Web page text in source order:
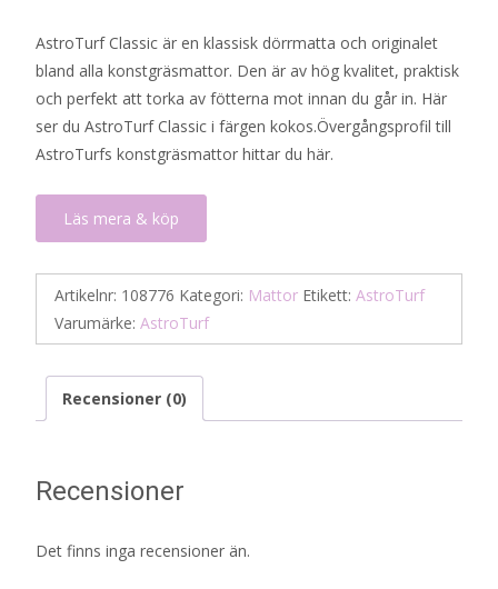
AstroTurf Classic är en klassisk dörrmatta och originalet
bland alla konstgräsmattor. Den är av hög kvalitet, praktisk
och perfekt att torka av fötterna mot innan du går in. Här
ser du AstroTurf Classic i färgen kokos.Övergångsprofil till
AstroTurfs konstgräsmattor hittar du här.
Läs mera & köp
Artikelnr: 108776 Kategori: Mattor Etikett: AstroTurf
Varumärke: AstroTurf
Recensioner (0)
Recensioner
Det finns inga recensioner än.